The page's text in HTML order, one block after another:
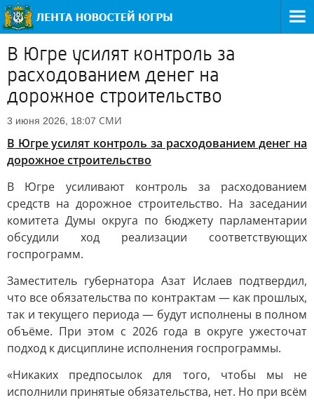
В Югре усилят контроль за
расходованием денег на
дорожное строительство
3 июня 2026, 18:07 СМИ
В Югре усилят контроль за расходованием денег на
дорожное строительство
В Югре усиливают контроль за расходованием
средств на дорожное строительство. На заседании
комитета Думы округа по бюджету парламентарии
обсудили ход реализации соответствующих
госпрограмм.
Заместитель губернатора Азат Ислаев подтвердил,
что все обязательства по контрактам — как прошлых,
так и текущего периода — будут исполнены в полном
объёме. При этом с 2026 года в округе ужесточат
подход к дисциплине исполнения госпрограммы.
«Никаких предпосылок для того, чтобы мы не
исполнили принятые обязательства, нет. Но при всём